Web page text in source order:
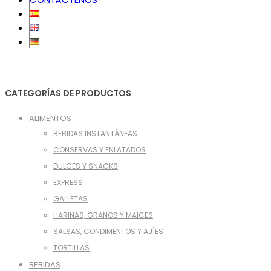
CATEGORÍAS DE PRODUCTOS
ALIMENTOS
BEBIDAS INSTANTÁNEAS
CONSERVAS Y ENLATADOS
DULCES Y SNACKS
EXPRESS
GALLETAS
HARINAS, GRANOS Y MAICES
SALSAS, CONDIMENTOS Y AJÍES
TORTILLAS
BEBIDAS